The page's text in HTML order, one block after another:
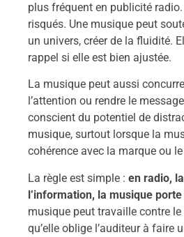
plus fréquent en publicité radio.
risqués. Une musique peut
un univers, créer de la fluidité.
rappel si elle est bien ajustée.
La musique peut aussi
l’attention ou rendre le
conscient du potentiel de
musique, surtout lorsque la
cohérence avec la marque ou
La règle est simple : en radio,
l’information, la musique
musique peut travaille contre
qu’elle oblige l’auditeur à faire